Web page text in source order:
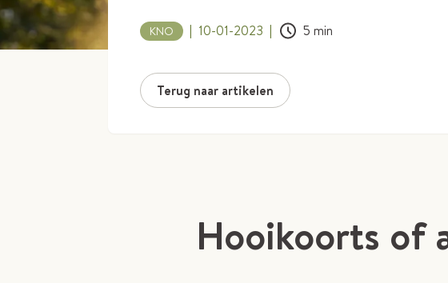
KNO | 10-01-2023 | 5 min
Terug naar artikelen
Hooikoorts of